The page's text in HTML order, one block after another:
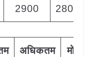
2900 2800
अधिकतम